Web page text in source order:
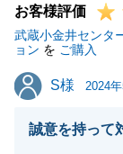
からこそだと
今後も何かお
絡くださいま
重ねてになり
お客様評価
武蔵小金井センタ
ョン を ご購入
S様
S様 2024
誠意を持って